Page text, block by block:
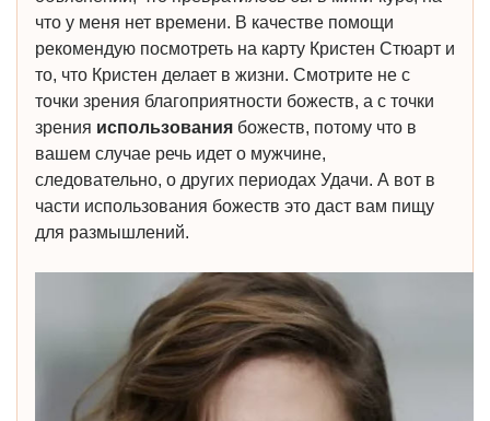
что у меня нет времени. В качестве помощи
рекомендую посмотреть на карту Кристен Стюарт и
то, что Кристен делает в жизни. Смотрите не с
точки зрения благоприятности божеств, а с точки
зрения использования божеств, потому что в
вашем случае речь идет о мужчине,
следовательно, о других периодах Удачи. А вот в
части использования божеств это даст вам пищу
для размышлений.